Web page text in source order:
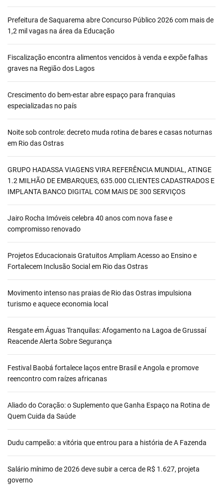
Prefeitura de Saquarema abre Concurso Público 2026 com mais de
1,2 mil vagas na área da Educação
Fiscalização encontra alimentos vencidos à venda e expõe falhas
graves na Região dos Lagos
Crescimento do bem-estar abre espaço para franquias
especializadas no país
Noite sob controle: decreto muda rotina de bares e casas noturnas
em Rio das Ostras
GRUPO HADASSA VIAGENS VIRA REFERÊNCIA MUNDIAL, ATINGE
1.2 MILHÃO DE EMBARQUES, 635.000 CLIENTES CADASTRADOS E
IMPLANTA BANCO DIGITAL COM MAIS DE 300 SERVIÇOS
Jairo Rocha Imóveis celebra 40 anos com nova fase e
compromisso renovado
Projetos Educacionais Gratuitos Ampliam Acesso ao Ensino e
Fortalecem Inclusão Social em Rio das Ostras
Movimento intenso nas praias de Rio das Ostras impulsiona
turismo e aquece economia local
Resgate em Águas Tranquilas: Afogamento na Lagoa de Grussaí
Reacende Alerta Sobre Segurança
Festival Baobá fortalece laços entre Brasil e Angola e promove
reencontro com raízes africanas
Aliado do Coração: o Suplemento que Ganha Espaço na Rotina de
Quem Cuida da Saúde
Dudu campeão: a vitória que entrou para a história de A Fazenda
Salário mínimo de 2026 deve subir a cerca de R$ 1.627, projeta
governo